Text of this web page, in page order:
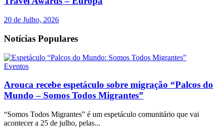
20 de Julho, 2026
Notícias Populares
Eventos
Arouca recebe espetáculo sobre migração “Palcos do
Mundo – Somos Todos Migrantes”
“Somos Todos Migrantes” é um espetáculo comunitário que vai
acontecer a 25 de julho, pelas...